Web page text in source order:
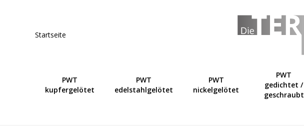
Startseite
PWT
kupfergelötet
PWT
edelstahlgelötet
PWT
nickelgelötet
PWT
gedichtet /
geschraubt